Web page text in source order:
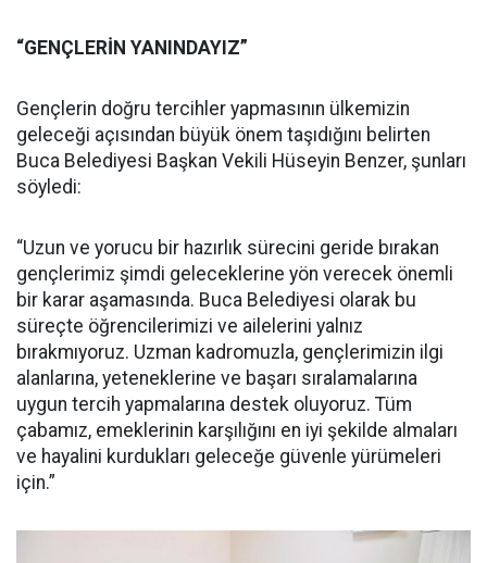
“GENÇLERİN YANINDAYIZ”
Gençlerin doğru tercihler yapmasının ülkemizin
geleceği açısından büyük önem taşıdığını belirten
Buca Belediyesi Başkan Vekili Hüseyin Benzer, şunları
söyledi:
“Uzun ve yorucu bir hazırlık sürecini geride bırakan
gençlerimiz şimdi geleceklerine yön verecek önemli
bir karar aşamasında. Buca Belediyesi olarak bu
süreçte öğrencilerimizi ve ailelerini yalnız
bırakmıyoruz. Uzman kadromuzla, gençlerimizin ilgi
alanlarına, yeteneklerine ve başarı sıralamalarına
uygun tercih yapmalarına destek oluyoruz. Tüm
çabamız, emeklerinin karşılığını en iyi şekilde almaları
ve hayalini kurdukları geleceğe güvenle yürümeleri
için.”